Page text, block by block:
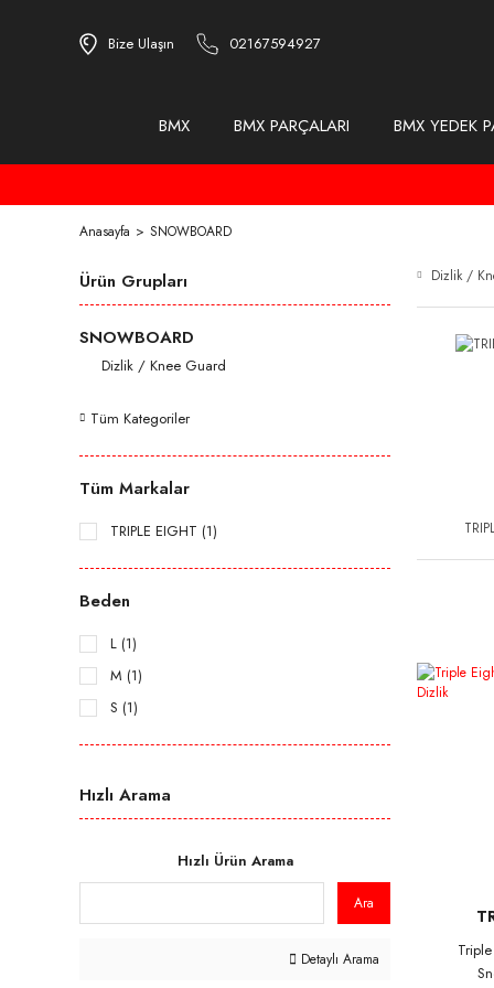
Bize Ulaşın 02167594927
BMX BMX PARÇALARI BMX YEDEK
Anasayfa SNOWBOARD
Ürün Grupları
SNOWBOARD
Dizlik / Knee Guard
Tüm Kategoriler
Tüm Markalar
TRIPLE EIGHT (1)
Beden
L (1)
M (1)
S (1)
Hızlı Arama
Hızlı Ürün Arama
Ara
Detaylı Arama
Dizlik /